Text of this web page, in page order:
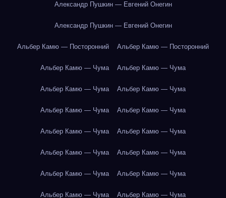
Александр Пушкин — Евгений Онегин
Александр Пушкин — Евгений Онегин
Альбер Камю — Посторонний Альбер Камю — Посторонний
Альбер Камю — Чума Альбер Камю — Чума
Альбер Камю — Чума Альбер Камю — Чума
Альбер Камю — Чума Альбер Камю — Чума
Альбер Камю — Чума Альбер Камю — Чума
Альбер Камю — Чума Альбер Камю — Чума
Альбер Камю — Чума Альбер Камю — Чума
Альбер Камю — Чума Альбер Камю — Чума